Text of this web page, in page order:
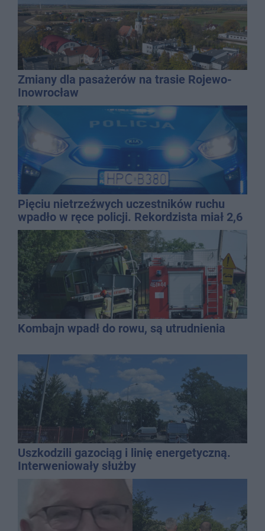
Zmiany dla pasażerów na trasie Rojewo-
Inowrocław
Pięciu nietrzeźwych uczestników ruchu
wpadło w ręce policji. Rekordzista miał 2,6
promila
Kombajn wpadł do rowu, są utrudnienia
Uszkodzili gazociąg i linię energetyczną.
Interweniowały służby